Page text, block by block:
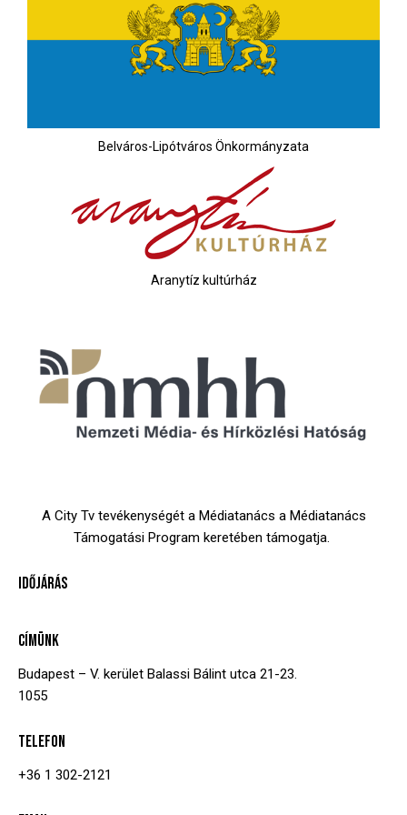
Belváros-Lipótváros Önkormányzata
Aranytíz kultúrház
A City Tv tevékenységét a Médiatanács a Médiatanács
Támogatási Program keretében támogatja.
IDŐJÁRÁS
CÍMÜNK
Budapest – V. kerület Balassi Bálint utca 21-23.
1055
TELEFON
+36 1 302-2121